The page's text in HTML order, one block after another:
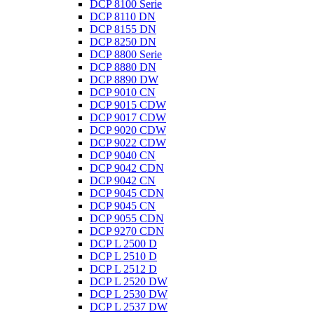
DCP 8100 Serie
DCP 8110 DN
DCP 8155 DN
DCP 8250 DN
DCP 8800 Serie
DCP 8880 DN
DCP 8890 DW
DCP 9010 CN
DCP 9015 CDW
DCP 9017 CDW
DCP 9020 CDW
DCP 9022 CDW
DCP 9040 CN
DCP 9042 CDN
DCP 9042 CN
DCP 9045 CDN
DCP 9045 CN
DCP 9055 CDN
DCP 9270 CDN
DCP L 2500 D
DCP L 2510 D
DCP L 2512 D
DCP L 2520 DW
DCP L 2530 DW
DCP L 2537 DW